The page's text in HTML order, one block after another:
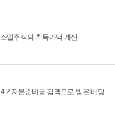
멸주식의 취득가액 계산
4.2 자본준비금 감액으로 받은 배당